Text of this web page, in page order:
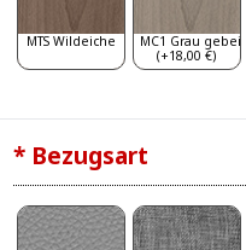
MTS Wildeiche
MC1 Grau gebeizt
(+18,00 €)
* Bezugsart